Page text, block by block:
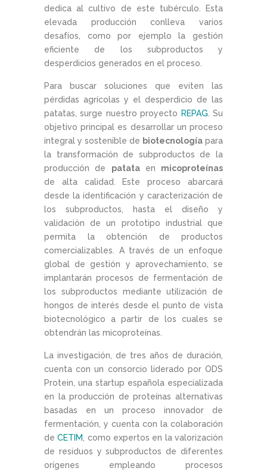
dedica al cultivo de este tubérculo. Esta
elevada producción conlleva varios
desafíos, como por ejemplo la gestión
eficiente de los subproductos y
desperdicios generados en el proceso.
Para buscar soluciones que eviten las
pérdidas agrícolas y el desperdicio de las
patatas, surge nuestro proyecto REPAG . Su
objetivo principal es desarrollar un proceso
integral y sostenible de biotecnología para
la transformación de subproductos de la
producción de patataen micoproteínas
de alta calidad. Este proceso abarcará
desde la identificación y caracterización de
los subproductos, hasta el diseño y
validación de un prototipo industrial que
permita la obtención de productos
comercializables. A través de un enfoque
global de gestión y aprovechamiento, se
implantarán procesos de fermentación de
los subproductos mediante utilización de
hongos de interés desde el punto de vista
biotecnológico a partir de los cuales se
obtendrán las micoproteínas.
La investigación, de tres años de duración,
cuenta con un consorcio liderado por ODS
Protein, una startup española especializada
en la producción de proteínas alternativas
basadas en un proceso innovador de
fermentación, y cuenta con la colaboración
deCETIM
, como expertos en la valorización
de residuos y subproductos de diferentes
orígenes empleando procesos